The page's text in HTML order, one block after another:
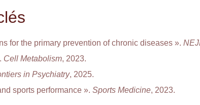
for the primary prevention of chronic diseases ».
Cell Metabolism, 2023.
in Psychiatry, 2025.
sports performance ». Sports Medicine, 2023.